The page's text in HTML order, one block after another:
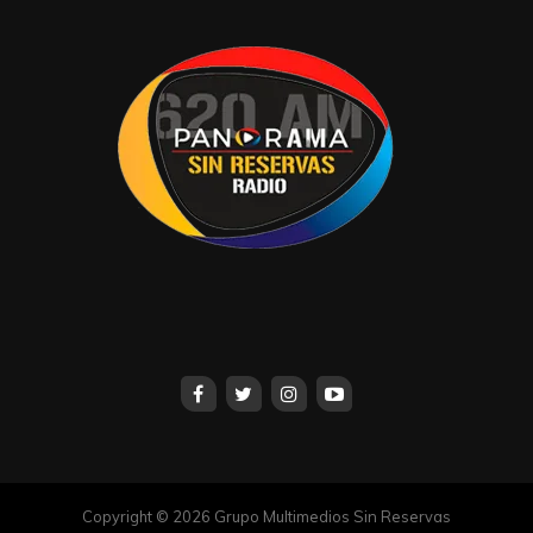
próximamente en los municipios de Comalcalco,
Cunduacán, Jalapa y Emiliano Zapata, con el propósito de
continuar acercando los servicios de prevención y
diagnóstico oportuno a las mujeres de todo el estado.
Ante esta situación, se invita a las mujeres tabasqueñas
a fortalecer el cuidado de su salud mamaria. A partir de
exploración clínica mamaria de manera anual, por
Copyright © 2026 Grupo Multimedios Sin Reservas